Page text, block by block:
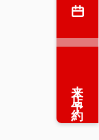
来店予約